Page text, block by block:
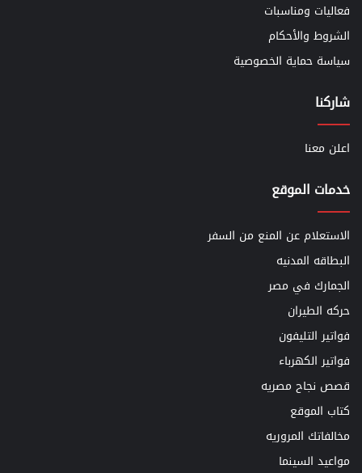
فعاليات ومناسبات
الشروط والأحكام
سياسة حماية الخصوصية
شاركنا
اعلن معنا
خدمات الموقع
الاستعلام عن المنع من السفر
البطاقه المدنيه
الجمارك في مصر
حركه الطيران
فواتير التليفون
فواتير الكهرباء
قصص نجاح مصريه
كتاب الموقع
مخالفاتك المروريه
مواعيد السينما